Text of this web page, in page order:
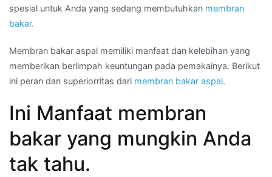
spesial untuk Anda yang sedang membutuhkan membran
bakar.
Membran bakar aspal memiliki manfaat dan kelebihan yang
memberikan berlimpah keuntungan pada pemakainya. Berikut
ini peran dan superiorritas dari membran bakar aspal.
Ini Manfaat membran
bakar yang mungkin Anda
tak tahu.